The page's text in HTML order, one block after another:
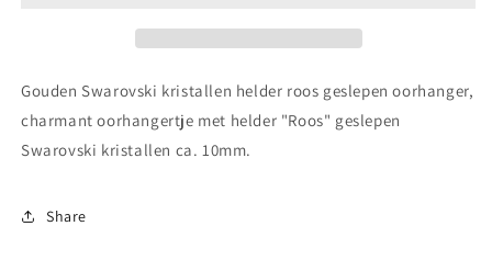
Gouden Swarovski kristallen helder roos geslepen oorhanger,
charmant oorhangertje met helder "Roos" geslepen
Swarovski kristallen ca. 10mm.
Share